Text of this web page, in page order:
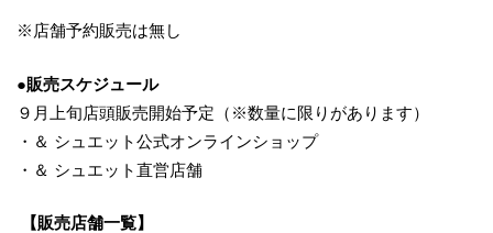
※店舗予約販売は無し
●販売スケジュール
９月上旬店頭販売開始予定（※数量に限りがあります）
・＆ シュエット公式オンラインショップ
・＆ シュエット直営店舗
【販売店舗一覧】